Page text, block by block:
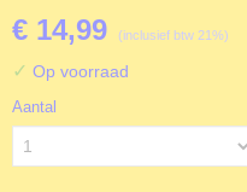
€ 14,99 (inclusief btw 21%)
✓ Op voorraad
Aantal